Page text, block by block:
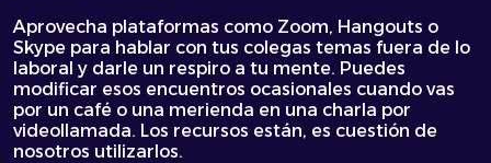
Aprovecha plataformas como Zoom, Hangouts o
Skype para hablar con tus colegas temas fuera de lo
laboral y darle un respiro a tu mente. Puedes
modificar esos encuentros ocasionales cuando vas
por un café o una merienda en una charla por
videollamada. Los recursos están, es cuestión de
nosotros utilizarlos.